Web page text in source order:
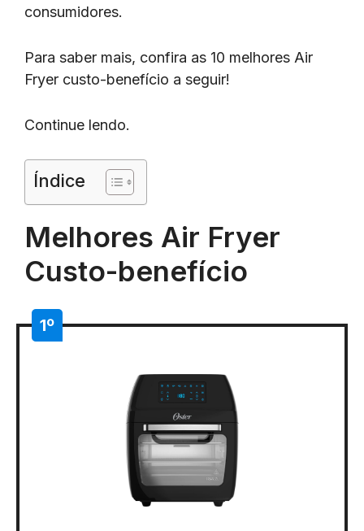
consumidores.
Para saber mais, confira as 10 melhores Air
Fryer custo-benefício a seguir!
Continue lendo.
Índice
Melhores Air Fryer
Custo-benefício
1º